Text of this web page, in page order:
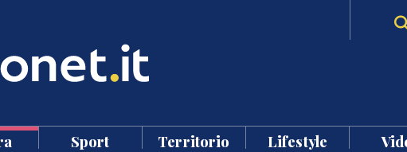
Sport Territorio Lifestyle